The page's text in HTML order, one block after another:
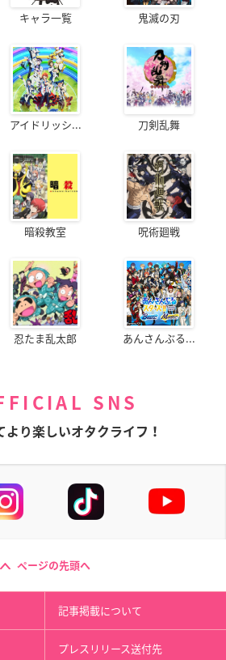
キャラ一覧 鬼滅の刃
アイドリッシ... 刀剣乱舞
暗殺教室 呪術廻戦
忍たま乱太郎 あんさんぶる...
SNS
より楽しいオタクライフ！
ページの先頭へ
記事掲載について
プレスリリース送付先